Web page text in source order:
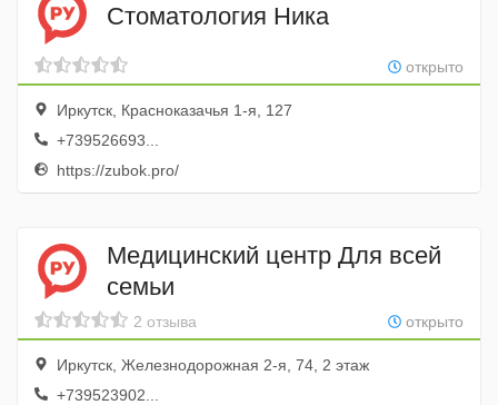
Стоматология Ника
открыто
Иркутск, Красноказачья 1-я, 127
+739526693...
https://zubok.pro/
Медицинский центр Для всей
семьи
открыто
2 отзыва
Иркутск, Железнодорожная 2-я, 74, 2 этаж
+739523902...